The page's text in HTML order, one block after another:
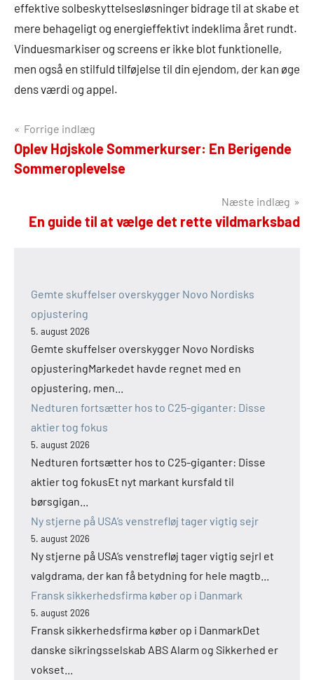
effektive solbeskyttelsesløsninger bidrage til at skabe et
mere behageligt og energieffektivt indeklima året rundt.
Vinduesmarkiser og screens er ikke blot funktionelle,
men også en stilfuld tilføjelse til din ejendom, der kan øge
dens værdi og appel.
Indlægsnavigation
Forrige indlæg
Oplev Højskole Sommerkurser: En Berigende
Sommeroplevelse
Næste indlæg
En guide til at vælge det rette vildmarksbad
Gemte skuffelser overskygger Novo Nordisks
opjustering
5. august 2026
Gemte skuffelser overskygger Novo Nordisks
opjusteringMarkedet havde regnet med en
opjustering, men...
Nedturen fortsætter hos to C25-giganter: Disse
aktier tog fokus
5. august 2026
Nedturen fortsætter hos to C25-giganter: Disse
aktier tog fokusEt nyt markant kursfald til
børsgigan...
Ny stjerne på USA’s venstrefløj tager vigtig sejr
5. august 2026
Ny stjerne på USA’s venstrefløj tager vigtig sejrI et
valgdrama, der kan få betydning for hele magtb...
Fransk sikkerhedsfirma køber op i Danmark
5. august 2026
Fransk sikkerhedsfirma køber op i DanmarkDet
danske sikringsselskab ABS Alarm og Sikkerhed er
vokset...